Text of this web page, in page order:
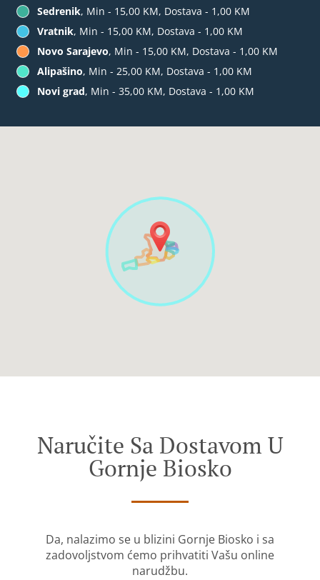
Sedrenik, Min - 15,00 KM, Dostava - 1,00 KM
Vratnik, Min - 15,00 KM, Dostava - 1,00 KM
Novo Sarajevo, Min - 15,00 KM, Dostava - 1,00 KM
Alipašino, Min - 25,00 KM, Dostava - 1,00 KM
Novi grad, Min - 35,00 KM, Dostava - 1,00 KM
Naručite Sa Dostavom U
Gornje Biosko
Da, nalazimo se u blizini Gornje Biosko i sa
zadovoljstvom ćemo prihvatiti Vašu online
narudžbu.